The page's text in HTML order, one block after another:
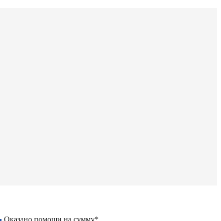
Оказано помощи на сумму*